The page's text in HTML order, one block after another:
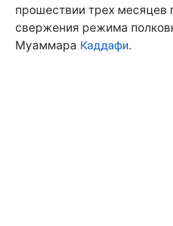
прошествии трех месяцев
свержения режима
Муаммара Каддафи.